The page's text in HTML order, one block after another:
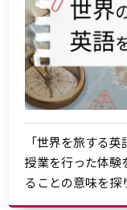
「世界を旅する
授業を行った体験
ることの意味を探